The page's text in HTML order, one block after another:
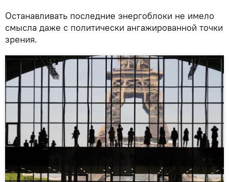
Останавливать последние энергоблоки не имело
смысла даже с политически ангажированной точки
зрения.